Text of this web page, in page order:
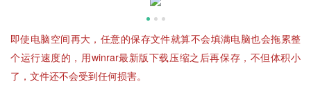
即使电脑空间再大，任意的保存文件就算不会填满电脑也会拖累整
个运行速度的，用winrar最新版下载压缩之后再保存，不但体积小
了，文件还不会受到任何损害。